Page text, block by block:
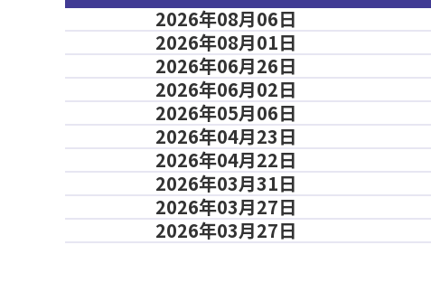
2026年08月06日
2026年08月01日
2026年06月26日
2026年06月02日
2026年05月06日
2026年04月23日
2026年04月22日
2026年03月31日
2026年03月27日
2026年03月27日